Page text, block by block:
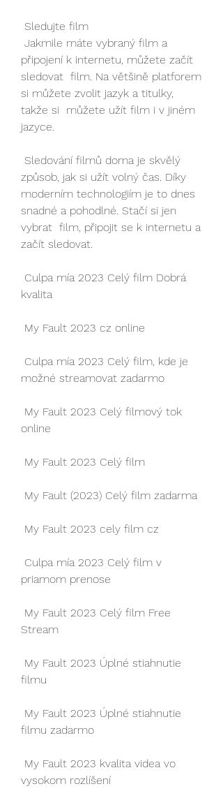
Sledujte film
připojení k internetu, můžete začít
sledovat  film. Na většině platforem
si můžete zvolit jazyk a titulky,
takže si  můžete užít film i v jiném
jazyce.
způsob, jak si užít volný čas. Díky
moderním technologiím je to dnes
snadné a pohodlné. Stačí si jen
vybrat  film, připojit se k internetu a
začít sledovat.
kvalita
My Fault 2023 cz online
možné streamovat zadarmo
online
My Fault 2023 Celý film
My Fault (2023) Celý film zadarma
My Fault 2023 cely film cz
priamom prenose
Stream
filmu
filmu zadarmo
vysokom rozlíšení